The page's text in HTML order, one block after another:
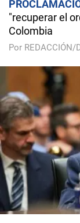
"recuperar el
Colombia
Por